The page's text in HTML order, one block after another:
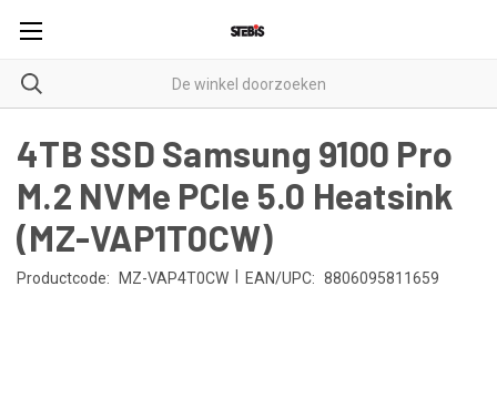
4TB SSD Samsung 9100 Pro
M.2 NVMe PCIe 5.0 Heatsink
(MZ-VAP1T0CW)
Productcode: MZ-VAP4T0CW EAN/UPC: 8806095811659